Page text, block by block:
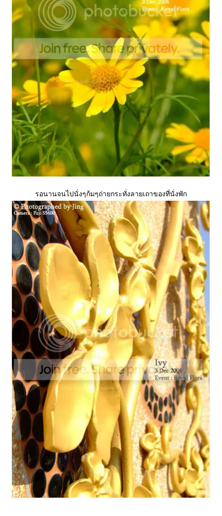
รอนานจนไปนั่งๆก้มๆถ่ายกระทั่งลายเถาของที่นั่งพัก